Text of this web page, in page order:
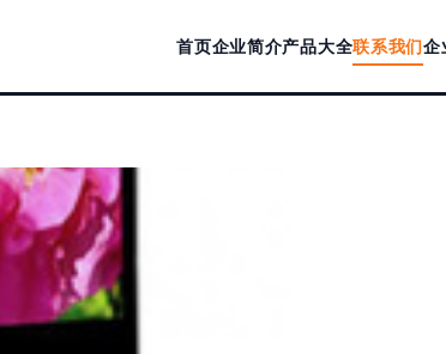
首页企业简介产品大全联系我们企